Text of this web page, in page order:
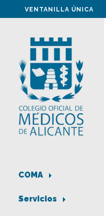
VENTANILLA ÚNICA
COMA
Servicios